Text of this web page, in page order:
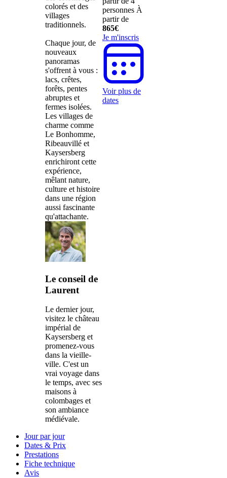
colorés et des
villages
traditionnels.
Chaque jour, de
nouveaux
panoramas
s'offrent à vous :
lacs, crêtes,
forêts, pentes
abruptes et
fermes isolées.
Les villages de
charme comme
Le Bonhomme,
Ribeauvillé et
Kaysersberg
enrichiront cette
expérience,
mêlant nature,
culture et histoire
dans une région
aussi fascinante
qu'attachante.
Le conseil de
Laurent
Le dernier jour,
visitez le château
impérial de
Kaysersberg et
promenez-vous
dans la vieille-
ville. C'est un
vrai voyage dans
le temps, avec ses
maisons à
colombages et
son ambiance
médiévale.
personnes À
partir de
865€
Je m'inscris
Voir plus de
dates
Jour par jour
Dates & Prix
Prestations
Fiche technique
Avis